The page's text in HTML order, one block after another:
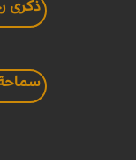
ذكرى
سماحة